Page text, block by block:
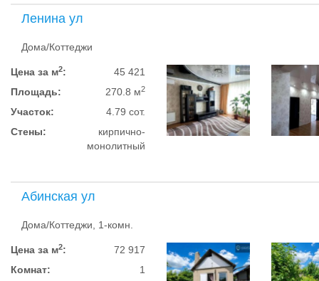
Ленина ул
Дома/Коттеджи
Цена за м2:
45 421
Площадь:
270.8 м2
Участок:
4.79 сот.
Стены:
кирпично-
монолитный
Абинская ул
Дома/Коттеджи, 1-комн.
Цена за м2:
72 917
Комнат:
1